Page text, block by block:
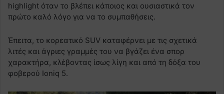
highlight όταν το βλέπει κάποιος και ουσιαστικά τον
πρώτο καλό λόγο για να το συμπαθήσεις.
Έπειτα, το κορεατικό SUV καταφέρνει με τις σχετικά
λιτές και άγριες γραμμές του να βγάζει ένα σπορ
χαρακτήρα, κλέβοντας ίσως λίγη και από τη δόξα του
φοβερού Ioniq 5.